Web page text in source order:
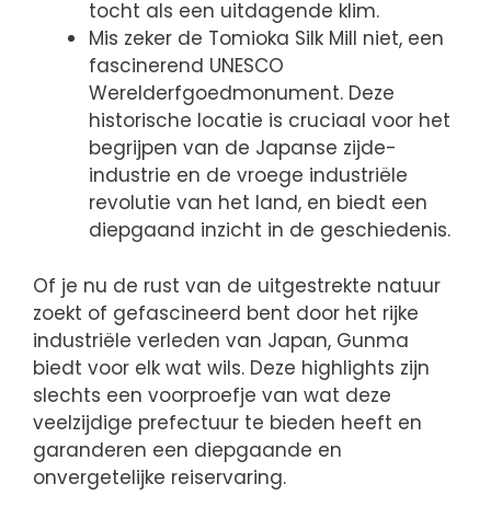
tocht als een uitdagende klim.
Mis zeker de Tomioka Silk Mill niet, een
fascinerend UNESCO
Werelderfgoedmonument. Deze
historische locatie is cruciaal voor het
begrijpen van de Japanse zijde-
industrie en de vroege industriële
revolutie van het land, en biedt een
diepgaand inzicht in de geschiedenis.
Of je nu de rust van de uitgestrekte natuur
zoekt of gefascineerd bent door het rijke
industriële verleden van Japan, Gunma
biedt voor elk wat wils. Deze highlights zijn
slechts een voorproefje van wat deze
veelzijdige prefectuur te bieden heeft en
garanderen een diepgaande en
onvergetelijke reiservaring.